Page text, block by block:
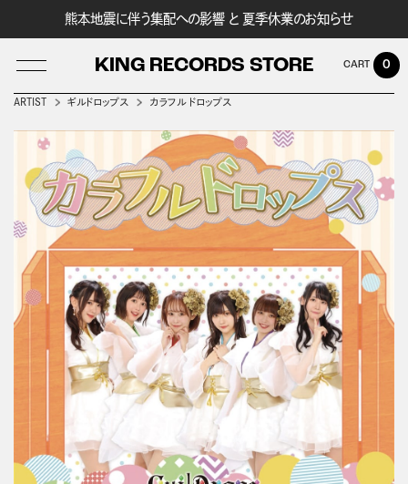
熊本地震に伴う集配への影響 と 夏季休業のお知らせ
KING RECORDS STORE
LOG IN
0
ARTIST ギルドロップス カラフル ドロップス